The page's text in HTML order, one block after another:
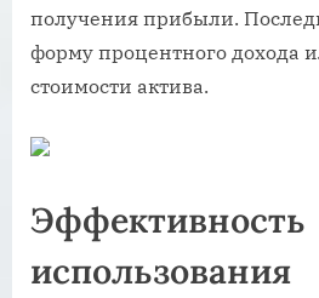
получения прибыли.
форму процентного дохода
стоимости актива.
Эффективность
использования